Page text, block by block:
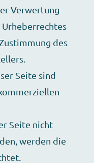
Verwertung
Urheberrechtes
des
Seite sind
Seite nicht
werden die